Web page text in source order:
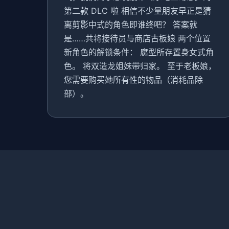
第二款 DLC 啦 相信不少量朋友早正是猜
离剪影中式的角色即谁终吧？ 答案就
是……共将接待员与商店古板娘 两个位置
新角色的解锁条件： 腐型所存置身女式角
色。 将双造龙姐妹带归家。 至于老板娘，
您需要购买她所有性的物品（消耗品除
部）。